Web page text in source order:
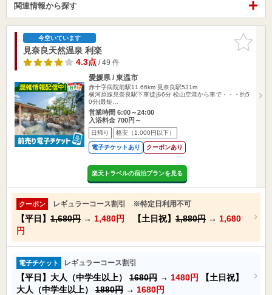
関連情報から探す
お気に入
りに追加
今空いています
見奈良天然温泉 利楽
4.3点/ 49 件
愛媛県 / 東温市
赤十字病院前駅11.66km 見奈良駅531m
横河原線見奈良駅下車徒歩6分 松山空港から車で・・・約5
0分(最短…
営業時間 6:00～24:00
入浴料金 700円～
日帰り 格安（1,000円以下）
電子チケットあり クーポンあり
楽天トラベルの宿泊プランを見る
クーポン レギュラーコース割引 ※特定日利用不可
【平日】 1,680円 → 1,480円 【土日祝】 1,880円 → 1,680
円
電子チケット レギュラーコース割引
【平日】大人（中学生以上） 1680円 → 1480円
【土日祝】
大人（中学生以上） 1880円 → 1680円